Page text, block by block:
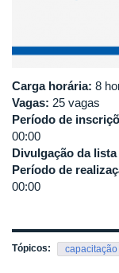
Carga horária: 8
Vagas: 25 vagas
Período de
00:00
Divulgação da
Período de
00:00
Tópicos: capacitação